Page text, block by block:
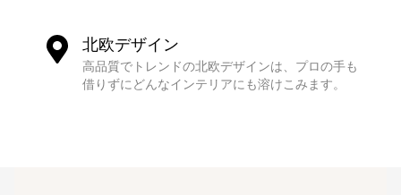
北欧デザイン
高品質でトレンドの北欧デザインは、プロの手も
借りずにどんなインテリアにも溶けこみます。